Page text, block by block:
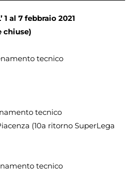
1 al 7 febbraio 2021
chiuse)
tecnico
tecnico
(10a ritorno SuperLega
tecnico